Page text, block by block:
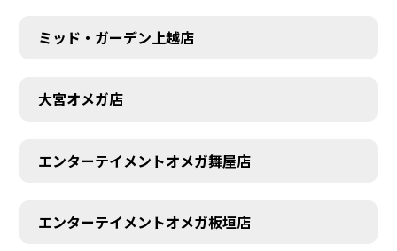
ミッド・ガーデン上越店
大宮オメガ店
エンターテイメントオメガ舞屋店
エンターテイメントオメガ板垣店